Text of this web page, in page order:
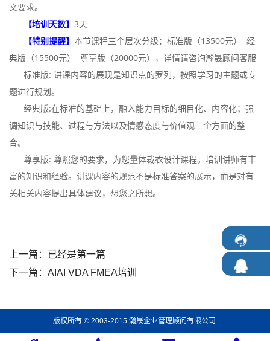
文要求。
【培训天数】 3天
【特别提醒】 本节课程三个层次分级：标准版（13500元） 经
典版（15500元） 尊享版（20000元），详情请咨询瀚晟顾问客服
标准版: 讲课内容的展现是知识点的罗列，按照学习的主题或专
题进行规划。
经典版:在标准的基础上，融入能力目标的细目化、内容化；强
调知识与技能、过程与方法以及情感态度与价值观三个方面的整
合。
尊享版: 尊照您的要求，为您量体裁衣设计课程。培训讲师有丰
富的知识和经验。讲课内容的规范不是标准答案的展示，而是对有
关相关内容提出具体建议，想您之所想。
上一篇：已经是第一篇
下一篇： AIAI VDA FMEA培训
版权所有 © 2003-2015 瀚晟企业管理顾问有限公司